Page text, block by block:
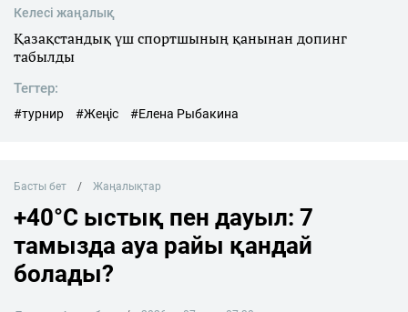
Келесі жаңалық
Қазақстандық үш спортшының қанынан допинг
табылды
Тегтер:
#турнир #Жеңіс #Елена Рыбакина
Басты бет Жаңалықтар
+40°C ыстық пен дауыл: 7
тамызда ауа райы қандай
болады?